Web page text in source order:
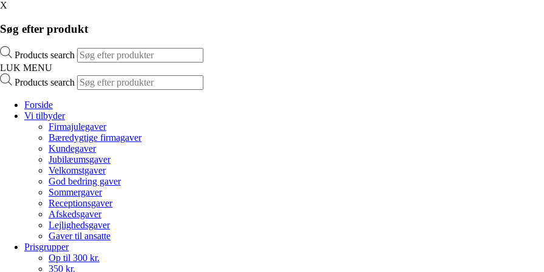
X
Søg efter produkt
Products search
LUK MENU
Products search
Forside
Vi tilbyder
Firmajulegaver
Bæredygtige firmagaver
Kundegaver
Jubilæumsgaver
Velkomstgaver
God bedring gaver
Sommergaver
Receptionsgaver
Afskedsgaver
Lejlighedsgaver
Gaver til ansatte
Prisgrupper
Op til 300 kr.
350 kr.